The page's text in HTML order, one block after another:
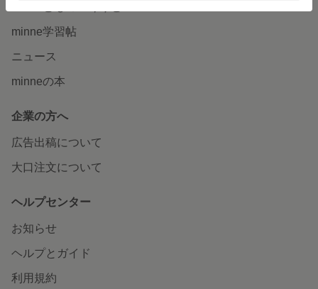
minne学習帖
ニュース
minneの本
企業の方へ
広告出稿について
大口注文について
ヘルプセンター
お知らせ
ヘルプとガイド
利用規約